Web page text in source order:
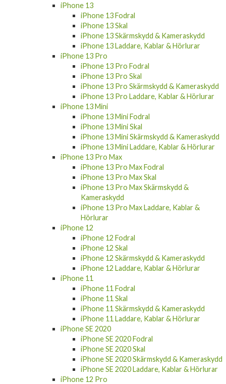
iPhone 13
iPhone 13 Fodral
iPhone 13 Skal
iPhone 13 Skärmskydd & Kameraskydd
iPhone 13 Laddare, Kablar & Hörlurar
iPhone 13 Pro
iPhone 13 Pro Fodral
iPhone 13 Pro Skal
iPhone 13 Pro Skärmskydd & Kameraskydd
iPhone 13 Pro Laddare, Kablar & Hörlurar
iPhone 13 Mini
iPhone 13 Mini Fodral
iPhone 13 Mini Skal
iPhone 13 Mini Skärmskydd & Kameraskydd
iPhone 13 Mini Laddare, Kablar & Hörlurar
iPhone 13 Pro Max
iPhone 13 Pro Max Fodral
iPhone 13 Pro Max Skal
iPhone 13 Pro Max Skärmskydd &
Kameraskydd
iPhone 13 Pro Max Laddare, Kablar &
Hörlurar
iPhone 12
iPhone 12 Fodral
iPhone 12 Skal
iPhone 12 Skärmskydd & Kameraskydd
iPhone 12 Laddare, Kablar & Hörlurar
iPhone 11
iPhone 11 Fodral
iPhone 11 Skal
iPhone 11 Skärmskydd & Kameraskydd
iPhone 11 Laddare, Kablar & Hörlurar
iPhone SE 2020
iPhone SE 2020 Fodral
iPhone SE 2020 Skal
iPhone SE 2020 Skärmskydd & Kameraskydd
iPhone SE 2020 Laddare, Kablar & Hörlurar
iPhone 12 Pro